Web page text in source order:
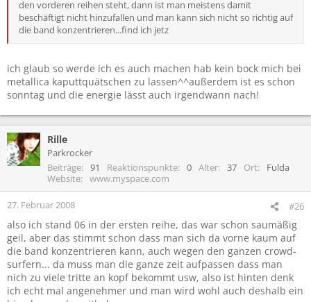
den vorderen reihen steht, dann ist man meistens damit
beschäftigt nicht hinzufallen und man kann sich nicht so richtig auf
die band konzentrieren...find ich jetz
ich glaub so werde ich es auch machen hab kein bock mich bei
metallica kaputtquätschen zu lassen^^außerdem ist es schon
sonntag und die energie lässt auch irgendwann nach!
Rille
Parkrocker
Beiträge
91 Reaktionspunkte 0 Alter 37 Ort
Fulda
Website
www.myspace.com
27. Februar 2008 #26
also ich stand 06 in der ersten reihe, das war schon saumäßig
geil, aber das stimmt schon dass man sich da vorne kaum auf
die band konzentrieren kann, auch wegen den ganzen crowd-
surfern... da muss man die ganze zeit aufpassen dass man
nich zu viele tritte an kopf bekommt usw, also ist hinten denk
ich echt mal angenehmer und man wird wohl auch deshalb ein